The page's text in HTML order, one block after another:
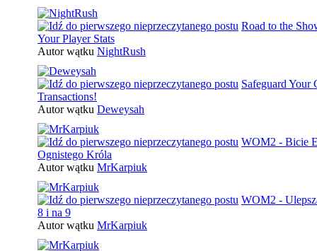
Road to the
Your Player Stats
Autor wątku NightRush
Safeguard Your
Transactions!
Autor wątku Deweysah
WOM2 - Bicie
Ognistego Króla
Autor wątku MrKarpiuk
WOM2 -
8 i na 9
Autor wątku MrKarpiuk